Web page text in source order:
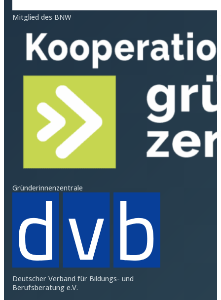
Mitglied des BNW
Gründerinnenzentrale
Deutscher Verband für Bildungs- und
Berufsberatung e.V.